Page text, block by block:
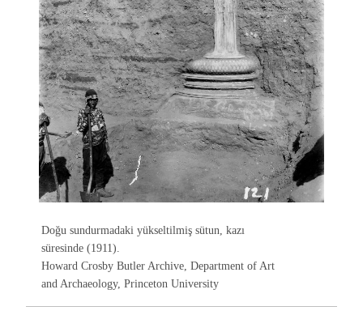
Doğu sundurmadaki yükseltilmiş sütun, kazı
süresinde (1911).
Howard Crosby Butler Archive, Department of Art
and Archaeology, Princeton University